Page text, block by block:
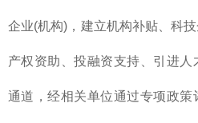
企业(机构)，建立机构补贴、科
产权资助、投融资支持、引进
通道，经相关单位通过专项政